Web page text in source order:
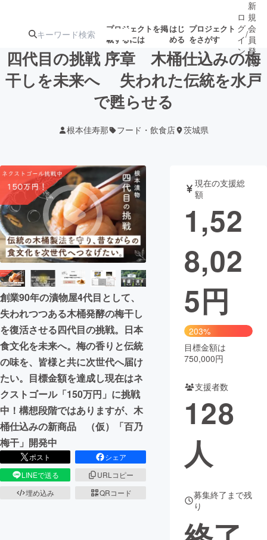
プロジェクトを掲
載するには
はじ
める
プロジェクト
をさがす
注目の新着プロ募集終了が近いプ
テクノロジー・ガジェット
映像・映画 書籍・雑誌
ビジネス・起業 チャレンジ
まちづくり・地域活性化
CAMPFIRE for Social Good
CAMPFIRE Creation
CAMPFIREふるさと納税machi-ya コミュニティ
ロ
グ
イ
ン
/
新
規
会
員
登
録
四代目の挑戦 序章 木桶仕込みの梅
干しを未来へ 失われた伝統を水戸
で甦らせる
根本佳寿那 フード・飲食店 茨城県
創業90年の漬物屋4代目として、
失われつつある木桶発酵の梅干し
を復活させる四代目の挑戦。日本
食文化を未来へ。梅の香りと伝統
の味を、皆様と共に次世代へ届け
たい。目標金額を達成し現在はネ
クストゴール「150万円」に挑戦
中！構想段階ではありますが、木
桶仕込みの新商品 （仮）「百乃
梅干」開発中
ポスト
シェア
LINEで送る
URLコピー
埋め込み
QRコード
現在の支援総
額
1,52
8,02
5円
203%
目標金額は
750,000円
支援者数
128
人
募集終了まで残
り